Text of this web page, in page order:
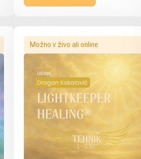
Možno v živo ali online